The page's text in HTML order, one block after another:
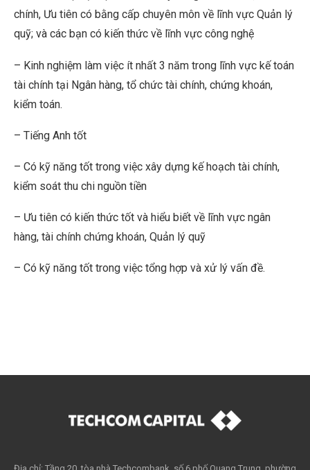
chính, Ưu tiên có bằng cấp chuyên môn về lĩnh vực Quản lý
quỹ; và các bạn có kiến thức về lĩnh vực công nghệ
– Kinh nghiệm làm việc ít nhất 3 năm trong lĩnh vực kế toán
tài chính tại Ngân hàng, tổ chức tài chính, chứng khoán,
kiểm toán.
– Tiếng Anh tốt
– Có kỹ năng tốt trong việc xây dựng kế hoạch tài chính,
kiểm soát thu chi nguồn tiền
– Ưu tiên có kiến thức tốt và hiểu biết về lĩnh vực ngân
hàng, tài chính chứng khoán, Quản lý quỹ
– Có kỹ năng tốt trong việc tổng hợp và xử lý vấn đề.